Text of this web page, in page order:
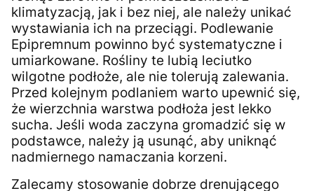
klimatyzacją, jak i bez niej, ale należy unikać
wystawiania ich na przeciągi. Podlewanie
Epipremnum powinno być systematyczne i
umiarkowane. Rośliny te lubią leciutko
wilgotne podłoże, ale nie tolerują zalewania.
Przed kolejnym podlaniem warto upewnić się,
że wierzchnia warstwa podłoża jest lekko
sucha. Jeśli woda zaczyna gromadzić się w
podstawce, należy ją usunąć, aby uniknąć
nadmiernego namaczania korzeni.
Zalecamy stosowanie dobrze drenującego